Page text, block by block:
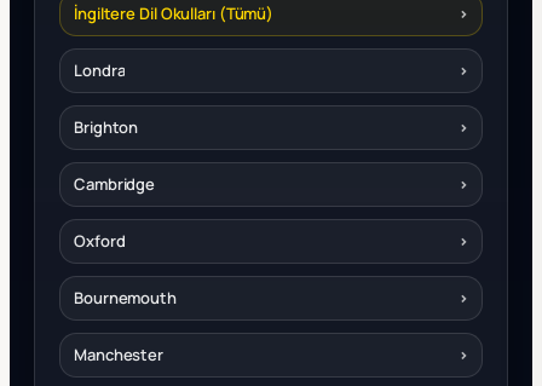
İngiltere Dil Okulları (Tümü) ›
Londra ›
Brighton ›
Cambridge ›
Oxford ›
Bournemouth ›
Manchester ›